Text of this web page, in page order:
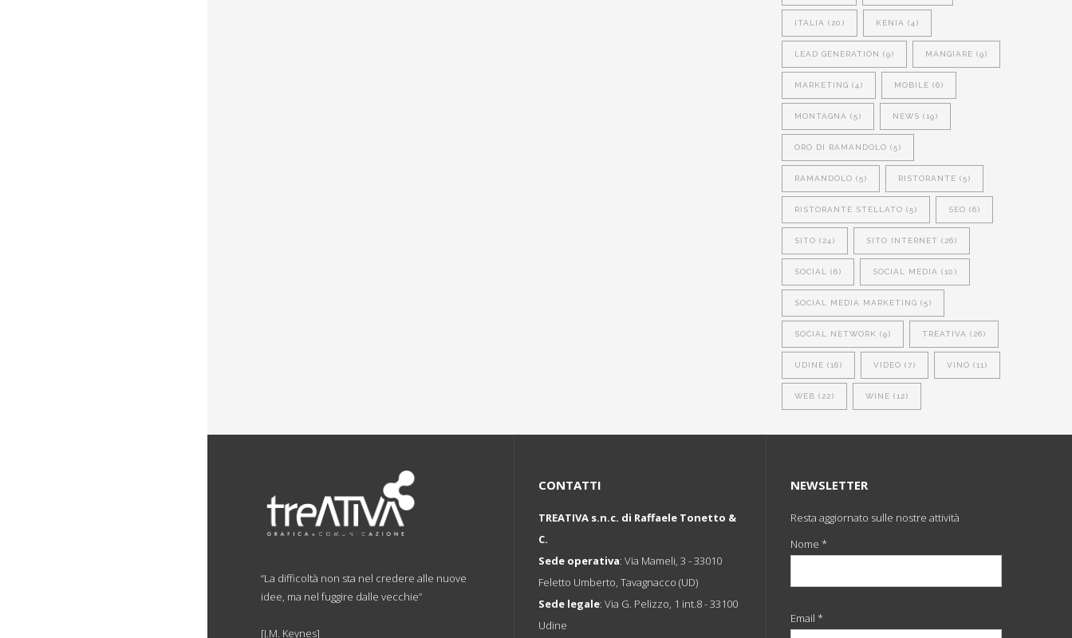
ITALIA (20) KENIA (4)
LEAD GENERATION (9) MANGIARE (9)
MARKETING (4) MOBILE (6)
MONTAGNA (5) NEWS (19)
ORO DI RAMANDOLO (5)
RAMANDOLO (5) RISTORANTE (5)
RISTORANTE STELLATO (5) SEO (6)
SITO (24) SITO INTERNET (26)
SOCIAL (6) SOCIAL MEDIA (10)
SOCIAL MEDIA MARKETING (5)
SOCIAL NETWORK (9) TREATIVA (26)
UDINE (16) VIDEO (7) VINO (11)
WEB (22) WINE (12)
“La difficoltà non sta nel credere alle nuove
idee, ma nel fuggire dalle vecchie”
[J.M. Keynes]
CONTATTI
TREATIVA s.n.c. di Raffaele Tonetto &
C.
Sede operativa: Via Mameli, 3 - 33010
Feletto Umberto, Tavagnacco (UD)
Sede legale: Via G. Pelizzo, 1 int.8 - 33100
Udine
NEWSLETTER
Resta aggiornato sulle nostre attività
Nome *
Email *